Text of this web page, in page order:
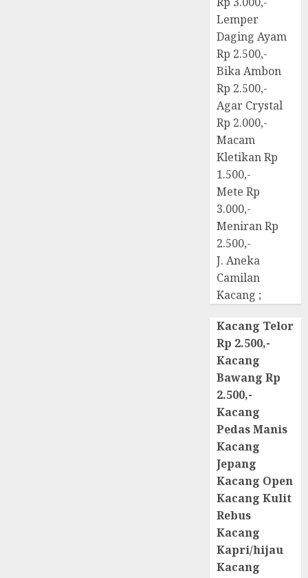
Lemper
Daging Ayam
Rp 2.500,-
Bika Ambon
Rp 2.500,-
Agar Crystal
Rp 2.000,-
Macam
Kletikan Rp
1.500,-
Mete Rp
3.000,-
Meniran Rp
2.500,-
J. Aneka
Camilan
Kacang ;
Kacang Telor
Rp 2.500,-
Kacang
Bawang Rp
2.500,-
Kacang
Pedas Manis
Kacang
Jepang
Kacang Open
Kacang Kulit
Rebus
Kacang
Kapri/hijau
Kacang